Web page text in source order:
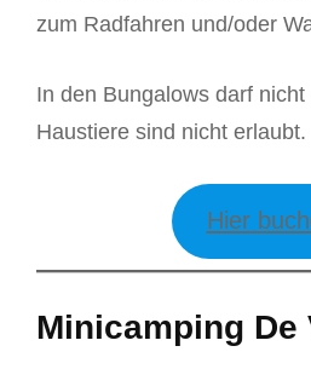
zum Radfahren und/oder
In den Bungalows darf
Haustiere sind nicht erlaubt.
Hier
Minicamping De